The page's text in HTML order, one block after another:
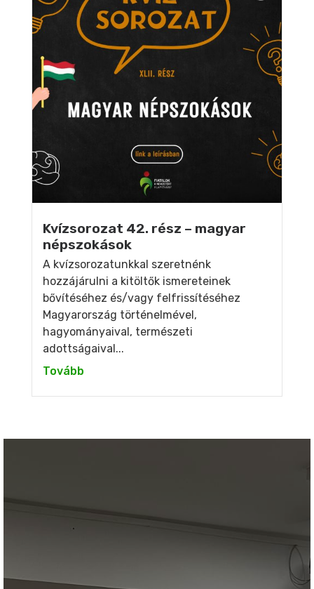
Kvízsorozat 42. rész – magyar
népszokások
A kvízsorozatunkkal szeretnénk
hozzájárulni a kitöltők ismereteinek
bővítéséhez és/vagy felfrissítéséhez
Magyarország történelmével,
hagyományaival, természeti
adottságaival...
Tovább